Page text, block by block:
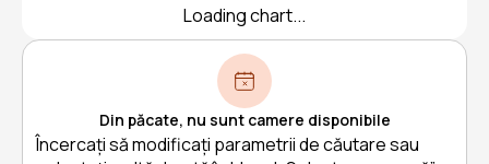
Loading chart...
Din păcate, nu sunt camere disponibile
Încercați să modificați parametrii de căutare sau